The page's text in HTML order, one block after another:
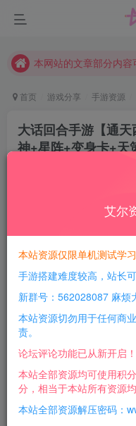
请勿相信任何评论区
现在赞助会员享受专
首页 游戏分享 手游资源
大话回合手游【通
神+星阵+变身卡+天
每日活跃最高可获
积分免费兑换！
游戏介绍：
新增的东西不少，
Windows服务端，
游戏截图：
艾尔
本站资源仅限单机测试学
手游搭建难度较高，站长
新群号：562028087 麻烦
本站资源切勿用于任何商
责。
论坛评论功能已从新开启
本站全部资源均可使用积
分，相当于本站所有资源
本站全部资源解压密码：